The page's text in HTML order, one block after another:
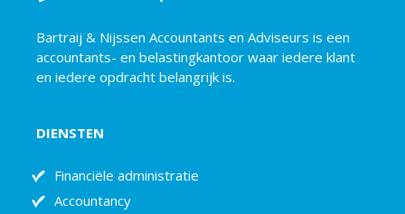
Bartraij & Nijssen Accountants en Adviseurs is een
accountants- en belastingkantoor waar iedere klant
en iedere opdracht belangrijk is.
DIENSTEN
Financiële administratie
Accountancy